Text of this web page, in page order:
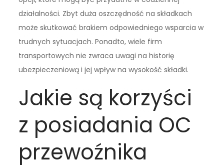
działalności. Zbyt duża oszczędność na składkach
może skutkować brakiem odpowiedniego wsparcia w
trudnych sytuacjach. Ponadto, wiele firm
transportowych nie zwraca uwagi na historię
ubezpieczeniową i jej wpływ na wysokość składki.
Jakie są korzyści
z posiadania OC
przewoźnika